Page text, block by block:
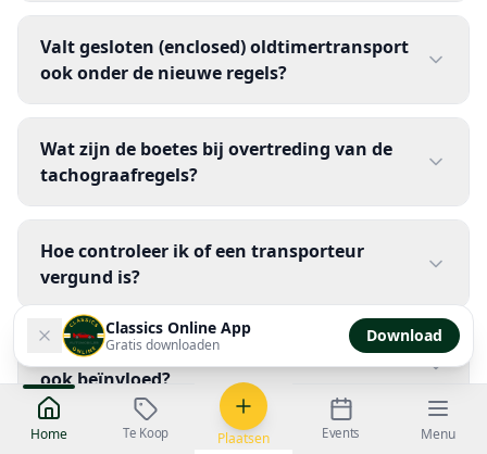
Classics Online App
Gratis downloaden Download
Valt gesloten (enclosed) oldtimertransport
ook onder de nieuwe regels?
Wat zijn de boetes bij overtreding van de
tachograafregels?
Hoe controleer ik of een transporteur
vergund is?
Is oldtimervervoer binnen België (nationaal)
ook beïnvloed?
Home Te Koop Plaatsen Events Menu